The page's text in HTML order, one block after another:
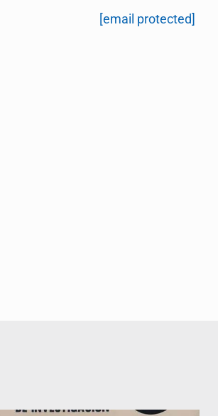
[email protected]